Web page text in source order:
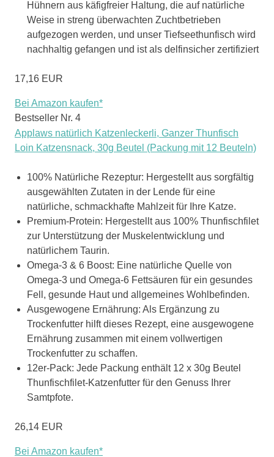
Hühnern aus käfigfreier Haltung, die auf natürliche
Weise in streng überwachten Zuchtbetrieben
aufgezogen werden, und unser Tiefseethunfisch wird
nachhaltig gefangen und ist als delfinsicher zertifiziert
17,16 EUR
Bei Amazon kaufen*
Bestseller Nr. 4
Applaws natürlich Katzenleckerli, Ganzer Thunfisch
Loin Katzensnack, 30g Beutel (Packung mit 12 Beuteln)
100% Natürliche Rezeptur: Hergestellt aus sorgfältig
ausgewählten Zutaten in der Lende für eine
natürliche, schmackhafte Mahlzeit für Ihre Katze.
Premium-Protein: Hergestellt aus 100% Thunfischfilet
zur Unterstützung der Muskelentwicklung und
natürlichem Taurin.
Omega-3 & 6 Boost: Eine natürliche Quelle von
Omega-3 und Omega-6 Fettsäuren für ein gesundes
Fell, gesunde Haut und allgemeines Wohlbefinden.
Ausgewogene Ernährung: Als Ergänzung zu
Trockenfutter hilft dieses Rezept, eine ausgewogene
Ernährung zusammen mit einem vollwertigen
Trockenfutter zu schaffen.
12er-Pack: Jede Packung enthält 12 x 30g Beutel
Thunfischfilet-Katzenfutter für den Genuss Ihrer
Samtpfote.
26,14 EUR
Bei Amazon kaufen*